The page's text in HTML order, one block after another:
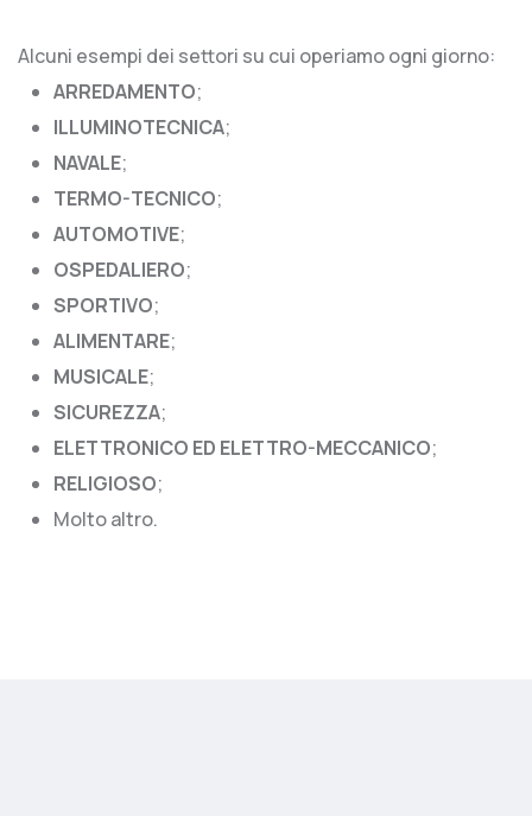
Alcuni esempi dei settori su cui operiamo ogni giorno:
ARREDAMENTO;
ILLUMINOTECNICA;
NAVALE;
TERMO-TECNICO;
AUTOMOTIVE;
OSPEDALIERO;
SPORTIVO;
ALIMENTARE;
MUSICALE;
SICUREZZA;
ELETTRONICO ED ELETTRO-MECCANICO;
RELIGIOSO;
Molto altro.